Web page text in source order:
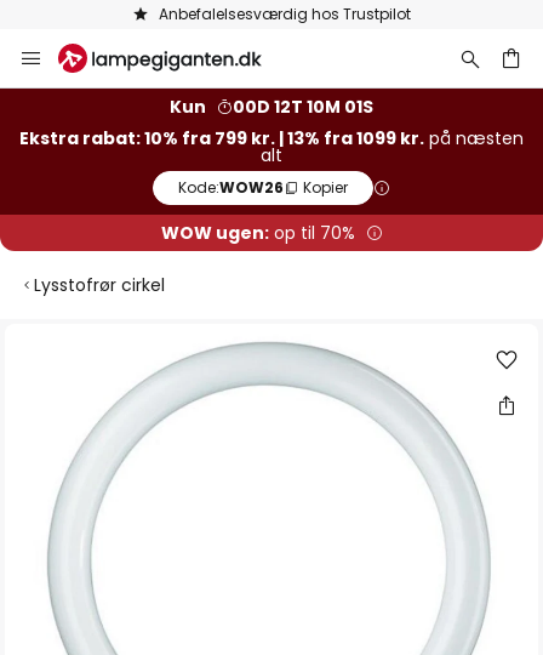
Anbefalelsesværdig hos Trustpilot
to
Kun
00D 12T 10M 00S
Ekstra rabat: 10% fra 799 kr. | 13% fra 1099 kr. på næsten
alt
Kode:WOW26 Kopier
WOW ugen:op til 70%
Lysstofrør cirkel
billedgalleriet